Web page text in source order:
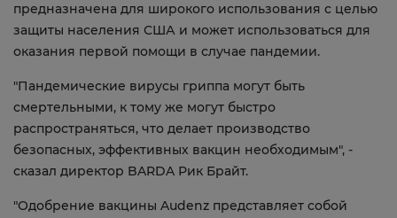
предназначена для широкого использования с целью
защиты населения США и может использоваться для
оказания первой помощи в случае пандемии.
"Пандемические вирусы гриппа могут быть
смертельными, к тому же могут быстро
распространяться, что делает производство
безопасных, эффективных вакцин необходимым", -
сказал директор BARDA Рик Брайт.
"Одобрение вакцины Audenz представляет собой